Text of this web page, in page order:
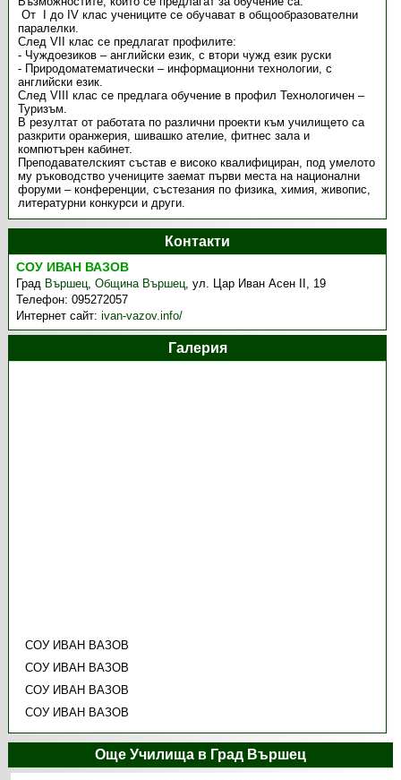
От І до ІV клас учениците се обучават в общообразователни
паралелки.
След VІІ клас се предлагат профилите:
- Чуждоезиков – английски език, с втори чужд език руски
- Природоматематически – информационни технологии, с
английски език.
След VІІІ клас се предлага обучение в профил Технологичен –
Туризъм.
В резултат от работата по различни проекти към училището са
разкрити оранжерия, шивашко ателие, фитнес зала и
компютърен кабинет.
Преподавателският състав е високо квалифициран, под умелото
му ръководство учениците заемат първи места на национални
форуми – конференции, състезания по физика, химия, живопис,
литературни конкурси и други.
Контакти
СОУ ИВАН ВАЗОВ
Град Вършец,Община Вършец,ул. Цар Иван Асен II, 19
Телефон:095272057
Интернет сайт:ivan-vazov.info/
Галерия
СОУ ИВАН ВАЗОВ
СОУ ИВАН ВАЗОВ
СОУ ИВАН ВАЗОВ
СОУ ИВАН ВАЗОВ
Още Училища в Град Вършец